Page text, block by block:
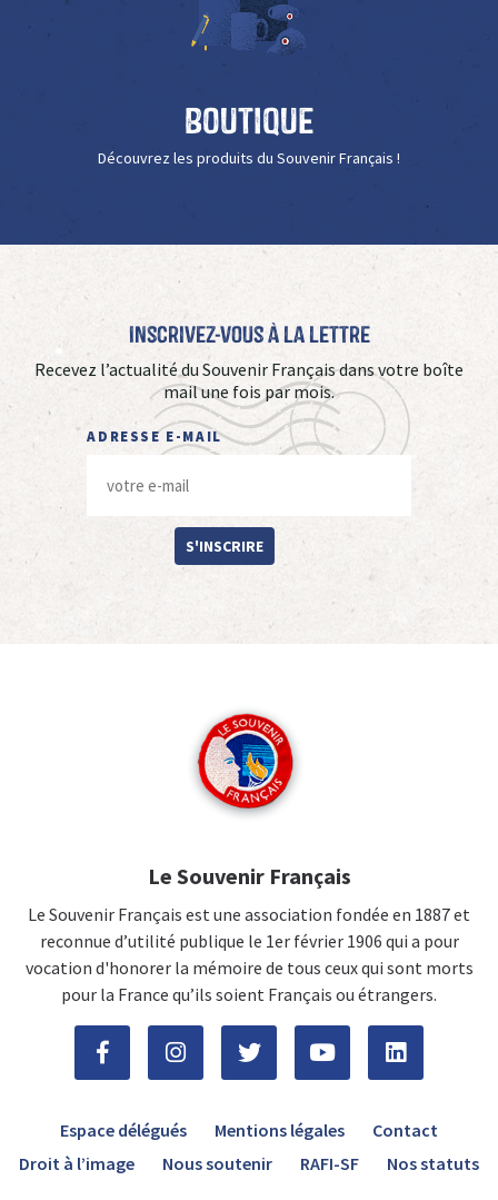
Boutique
Découvrez les produits du Souvenir Français !
Inscrivez-vous à La Lettre
Recevez l’actualité du Souvenir Français dans votre boîte
mail une fois par mois.
ADRESSE E-MAIL
S'INSCRIRE
Le Souvenir Français
Le Souvenir Français est une association fondée en 1887 et
reconnue d’utilité publique le 1er février 1906 qui a pour
vocation d'honorer la mémoire de tous ceux qui sont morts
pour la France qu’ils soient Français ou étrangers.
Espace délégués Mentions légales
Contact
Droit à l’image
Nous soutenir RAFI-SF Nos statuts